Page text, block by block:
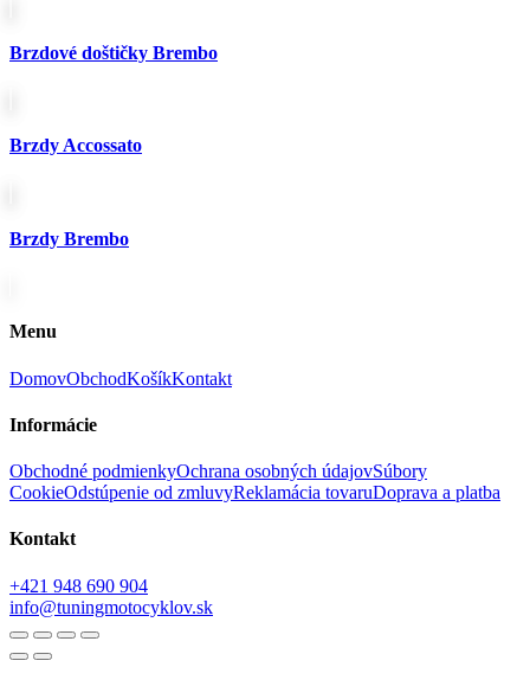
Brzdové doštičky Brembo
Brzdy Accossato
Brzdy Brembo
Menu
DomovObchodKošíkKontakt
Informácie
Obchodné podmienkyOchrana osobných údajovSúbory
CookieOdstúpenie od zmluvyReklamácia tovaruDoprava a platba
Kontakt
+421 948 690 904
info@tuningmotocyklov.sk